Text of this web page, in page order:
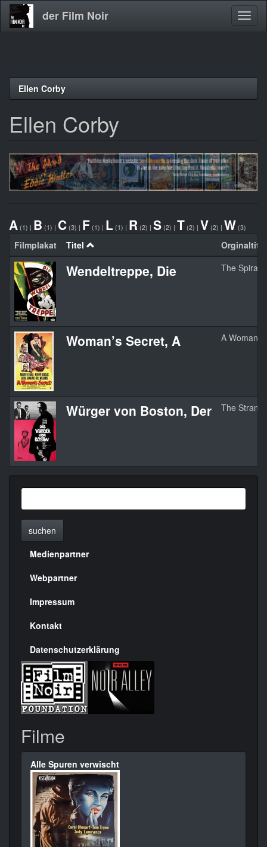
Direkt
der Film Noir
Ellen Corby
Ellen Corby
A (1) | B (1) | C (3) | F (1) | L (1) | R (2) | S (2) | T (2) | V (2) | W (3)
Filmplakat Titel Orginaltitel
Wendeltreppe, Die The Spiral
Woman’s Secret, A A
Würger von Boston, Der The
suchen
Menülinks
rechte
Seite
Medienpartner
Webpartner
Impressum
Kontakt
Datenschutzerklärung
Filme
Alle Spuren verwischt